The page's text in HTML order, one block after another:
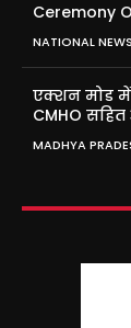
Ceremony
NATIONAL NEWS
एक्शन मोड
CMHO
MADHYA